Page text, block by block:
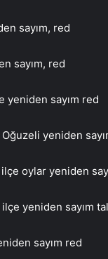
sayım, red
sayım, red
yeniden sayım red
yeniden
oylar yeniden
yeniden sayım
sayım red